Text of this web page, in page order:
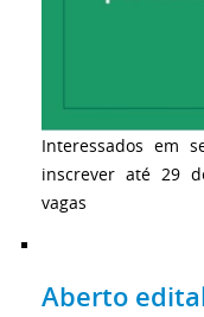
Interessados em
inscrever até 29
vagas
Aberto